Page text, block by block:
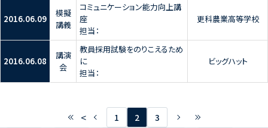
2016.06.09
模擬
講義
コミュニケーション能力向上講
座
担当：
更科農業高等学校
2016.06.08
講演
会
教員採用試験をのりこえるため
に
担当：
ビッグハット
< 1 2 3